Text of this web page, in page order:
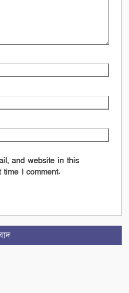
and website in this
time I comment.